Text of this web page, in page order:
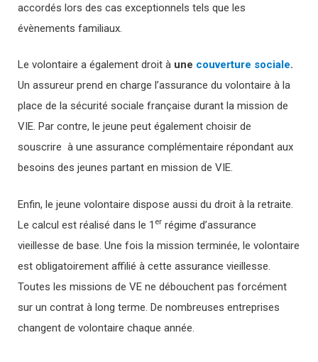
accordés lors des cas exceptionnels tels que les
évènements familiaux.
Le volontaire a également droit à une couverture sociale.
Un assureur prend en charge l’assurance du volontaire à la
place de la sécurité sociale française durant la mission de
VIE. Par contre, le jeune peut également choisir de
souscrire à une assurance complémentaire répondant aux
besoins des jeunes partant en mission de VIE.
Enfin, le jeune volontaire dispose aussi du droit à la retraite.
Le calcul est réalisé dans le 1 er régime d’assurance
vieillesse de base. Une fois la mission terminée, le volontaire
est obligatoirement affilié à cette assurance vieillesse.
Toutes les missions de VE ne débouchent pas forcément
sur un contrat à long terme. De nombreuses entreprises
changent de volontaire chaque année.